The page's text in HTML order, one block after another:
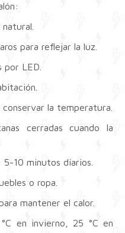
para reflejar la luz.
LED.
la temperatura.
cerradas cuando la
10 minutos diarios.
o ropa.
mantener el calor.
en invierno, 25 °C en